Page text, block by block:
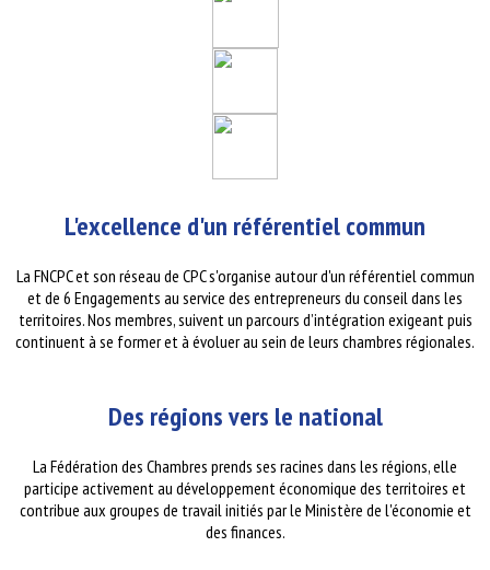
L'excellence d'un référentiel commun
La FNCPC et son réseau de CPC s'organise autour d'un référentiel commun
et de 6 Engagements au service des entrepreneurs du conseil dans les
territoires. Nos membres, suivent un parcours d’intégration exigeant puis
continuent à se former et à évoluer au sein de leurs chambres régionales.
Des régions vers le national
La Fédération des Chambres prends ses racines dans les régions, elle
participe activement au développement économique des territoires et
contribue aux groupes de travail initiés par le Ministère de l'économie et
des finances.